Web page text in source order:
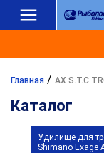
Главная / AX S.T.C
Каталог
Удилище для
Shimano Exage